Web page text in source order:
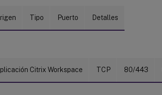
Tipo Puerto Detalles
Citrix Workspace TCP 80/443